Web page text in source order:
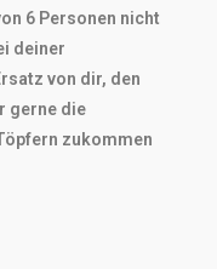
6 Personen nicht
deiner
von dir, den
gerne die
zukommen